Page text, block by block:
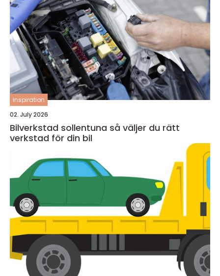
inspiration
02. July 2026
Bilverkstad sollentuna så väljer du rätt
verkstad för din bil